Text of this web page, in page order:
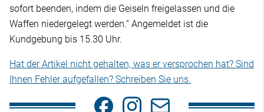
sofort beenden, indem die Geiseln freigelassen und die
Waffen niedergelegt werden.“ Angemeldet ist die
Kundgebung bis 15.30 Uhr.
Hat der Artikel nicht gehalten, was er versprochen hat? Sind
Ihnen Fehler aufgefallen? Schreiben Sie uns.